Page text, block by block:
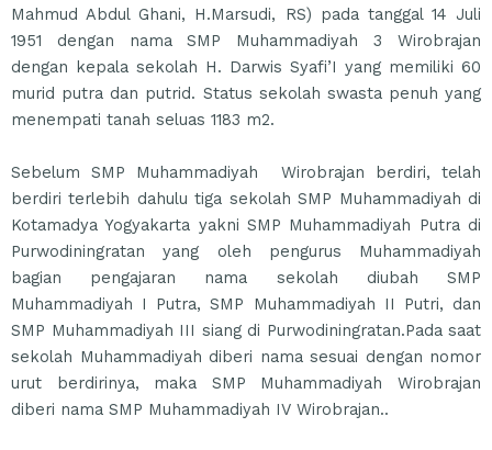
Mahmud Abdul Ghani, H.Marsudi, RS) pada tanggal 14 Juli
1951 dengan nama SMP Muhammadiyah 3 Wirobrajan
dengan kepala sekolah H. Darwis Syafi’I yang memiliki 60
murid putra dan putrid. Status sekolah swasta penuh yang
menempati tanah seluas 1183 m2.
Sebelum SMP Muhammadiyah Wirobrajan berdiri, telah
berdiri terlebih dahulu tiga sekolah SMP Muhammadiyah di
Kotamadya Yogyakarta yakni SMP Muhammadiyah Putra di
Purwodiningratan yang oleh pengurus Muhammadiyah
bagian pengajaran nama sekolah diubah SMP
Muhammadiyah I Putra, SMP Muhammadiyah II Putri, dan
SMP Muhammadiyah III siang di Purwodiningratan.Pada saat
sekolah Muhammadiyah diberi nama sesuai dengan nomor
urut berdirinya, maka SMP Muhammadiyah Wirobrajan
diberi nama SMP Muhammadiyah IV Wirobrajan..